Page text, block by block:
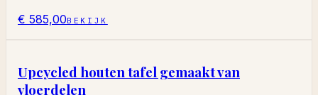
€ 585,00BEKIJK
Upcycled houten tafel gemaakt van
vloerdelen